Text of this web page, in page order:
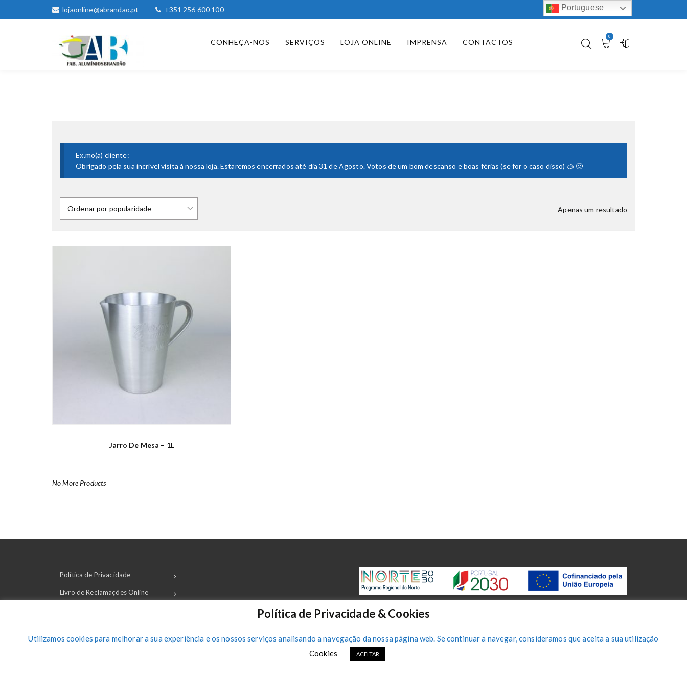
lojaonline@abrandao.pt +351 256 600 100
CONHEÇA-NOS SERVIÇOS LOJA ONLINE IMPRENSA CONTACTOS
0
Ex.mo(a) cliente:
Obrigado pela sua incrível visita à nossa loja. Estaremos encerrados até dia 31 de Agosto. Votos de um bom descanso e boas férias (se for o caso disso) 🥽 🙂
Apenas um resultado
Jarro De Mesa – 1L
No More Products
Política de Privacidade
Livro de Reclamações Online
Política de Privacidade & Cookies
Utilizamos cookies para melhorar a sua experiência e os nossos serviços analisando a navegação da nossa página web. Se continuar a navegar, consideramos que aceita a sua utilização
Cookies
ACEITAR
Portuguese